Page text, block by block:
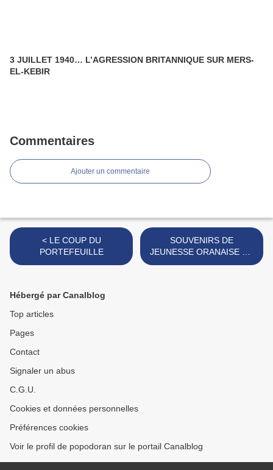
3 JUILLET 1940… L’AGRESSION BRITANNIQUE SUR MERS-
EL-KEBIR
Commentaires
Ajouter un commentaire
< LE COUP DU
PORTEFEUILLE
SOUVENIRS DE
JEUNESSE ORANAISE DE
"RENÉ MANCHO" >
Hébergé par Canalblog
Top articles
Pages
Contact
Signaler un abus
C.G.U.
Cookies et données personnelles
Préférences cookies
Voir le profil de popodoran sur le portail Canalblog